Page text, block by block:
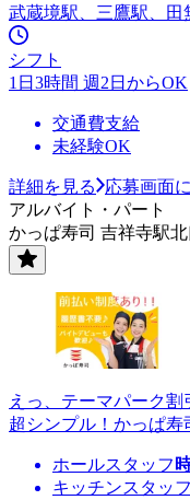
武蔵境駅、三鷹駅、田
シフト
1日3時間 週2日からOK
交通費支給
未経験OK
詳細を見る
応募画面
アルバイト・パート
かっぱ寿司 吉祥寺駅
えっ、テーマパーク
超シンプル！かっぱ
ホールスタッフ
キッチンスタッフ